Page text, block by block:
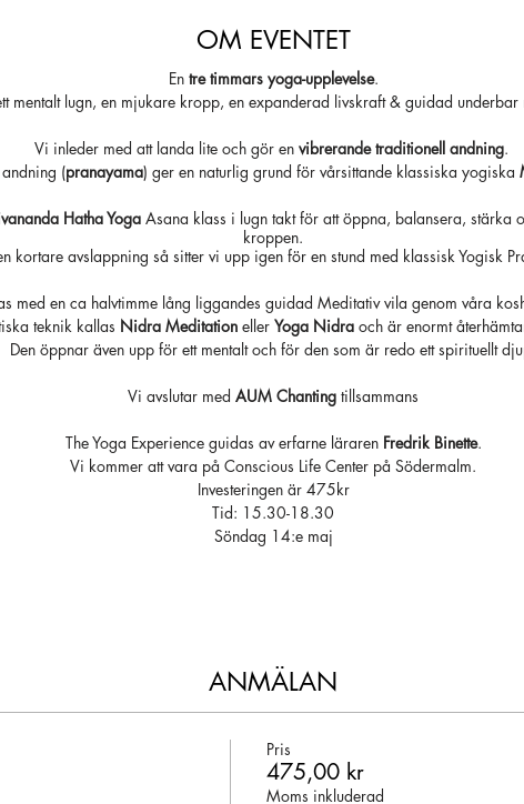
OM EVENTET
En tre timmars yoga-upplevelse.
mentalt lugn, en mjukare kropp, en expanderad livskraft & guidad
Vi inleder med att landa lite och gör en vibrerande traditionell andning.
(pranayama) ger en naturlig grund för vårsittande klassiska yogiska
Hatha YogaAsana klass i lugn takt för att öppna, balansera, stärka
kroppen.
kortare avslappning så sitter vi upp igen för en stund med klassisk Yogisk
med en ca halvtimme lång liggandes guidad Meditativ vila genom våra
teknik kallas Nidra Meditationeller Yoga Nidraoch är enormt
Den öppnar även upp för ett mentalt och för den som är redo ett spirituellt
Vi avslutar med AUM Chanting tillsammans
The Yoga Experience guidas av erfarne läraren Fredrik Binette.
Vi kommer att vara på Conscious Life Center på Södermalm.
Investeringen är 475kr
Tid: 15.30-18.30
Söndag 14:e maj
ANMÄLAN
Pris
475,00 kr
Moms inkluderad